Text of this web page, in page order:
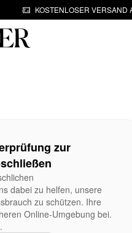
KOSTENLOSER VERSAND
zur
dabei zu helfen, unsere
zu schützen. Ihre
Online-Umgebung bei.